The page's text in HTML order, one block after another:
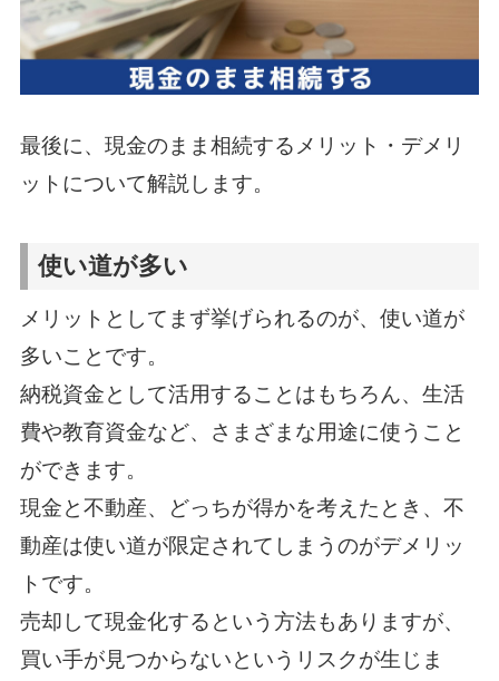
最後に、現金のまま相続するメリット・デメリ
ットについて解説します。
使い道が多い
メリットとしてまず挙げられるのが、使い道が
多いことです。
納税資金として活用することはもちろん、生活
費や教育資金など、さまざまな用途に使うこと
ができます。
現金と不動産、どっちが得かを考えたとき、不
動産は使い道が限定されてしまうのがデメリッ
トです。
売却して現金化するという方法もありますが、
買い手が見つからないというリスクが生じま